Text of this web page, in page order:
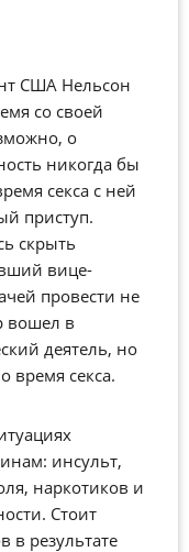
США Нельсон
со своей
о
никогда бы
секса с ней
приступ.
скрыть
вице-
провести не
вошел в
деятель, но
время секса.
инсульт,
наркотиков и
Стоит
в результате